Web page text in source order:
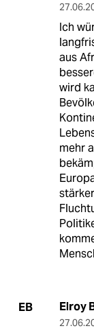
Ich
aus
wird
mehr
EB Elroy